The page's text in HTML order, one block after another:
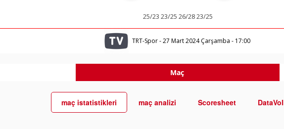
25/23 23/25 26/28 23/25
TRT-Spor - 27 Mart 2024 Çarşamba - 17:00
Maç
maç istatistikleri maç analizi Scoresheet